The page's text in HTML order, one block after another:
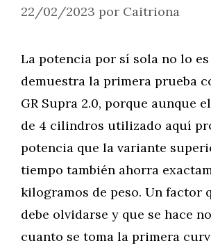
22/02/2023 por Caitriona
La potencia por sí sola no lo
demuestra la primera prueba
GR Supra 2.0, porque aunque
de 4 cilindros utilizado aquí
potencia que la variante
tiempo también ahorra
kilogramos de peso. Un factor
debe olvidarse y que se hace
cuanto se toma la primera